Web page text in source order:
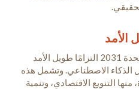
تُحدد رؤية الإمارات العربية المتحدة 2031 التزامًا طويل الأمد
الذكاء الاصطناعي. وتشمل هذه
منها التنويع الاقتصادي، وتنمية